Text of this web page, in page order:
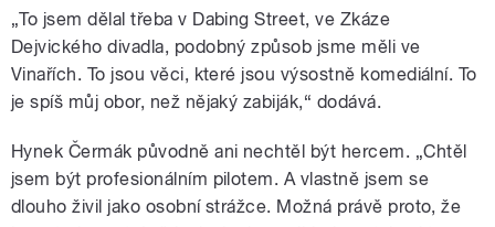
„To jsem dělal třeba v Dabing Street, ve Zkáze
Dejvického divadla, podobný způsob jsme měli ve
Vinařích. To jsou věci, které jsou výsostně komediální. To
je spíš můj obor, než nějaký zabiják,“ dodává.
Hynek Čermák původně ani nechtěl být hercem. „Chtěl
jsem být profesionálním pilotem. A vlastně jsem se
dlouho živil jako osobní strážce. Možná právě proto, že